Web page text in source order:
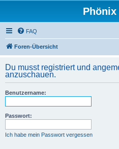
Phönix
FAQ
Foren-Übersicht
Du musst registriert und
anzuschauen.
Benutzername:
Passwort:
Ich habe mein Passwort vergessen